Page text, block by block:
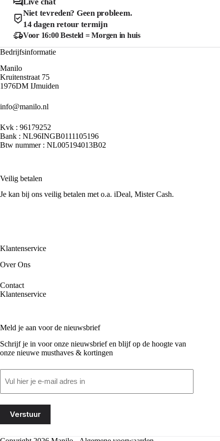
de
productpagina
Niet tevreden? Geen probleem.
14 dagen retour termijn
Voor 16:00 Besteld = Morgen in huis
Bedrijfsinformatie
Manilo
Kruitenstraat 75
1976DM IJmuiden
info@manilo.nl
Kvk : 96179252
Bank : NL96INGB0111105196
Btw nummer : NL005194013B02
Veilig betalen
Je kan bij ons veilig betalen met o.a. iDeal, Mister Cash.
Klantenservice
Over Ons
Contact
Klantenservice
Meld je aan voor de nieuwsbrief
Schrijf je in voor onze nieuwsbrief en blijf op de hoogte van
onze nieuwe musthaves & kortingen
(Vereist)